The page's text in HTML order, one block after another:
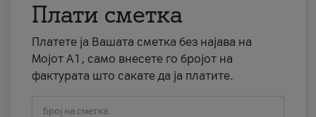
Плати сметка
Платете ја Вашата сметка без најава на
Мојот А1, само внесете го бројот на
фактурата што сакате да ја платите.
Број на сметка